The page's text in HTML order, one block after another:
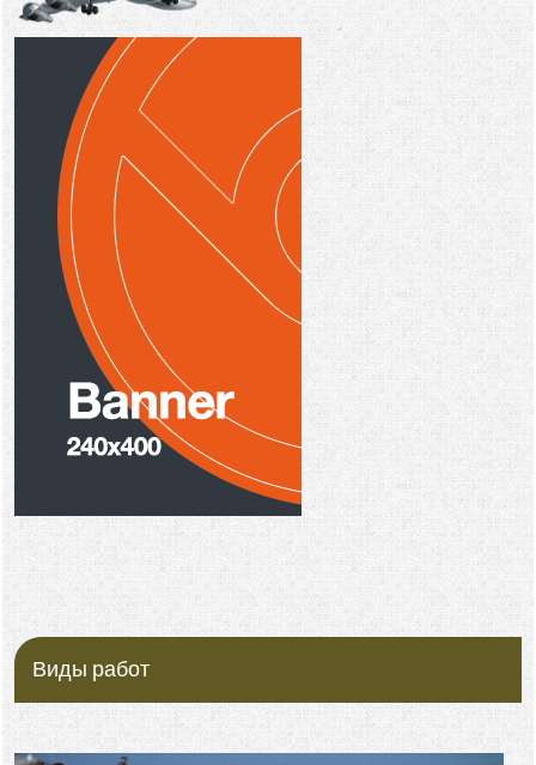
Виды работ